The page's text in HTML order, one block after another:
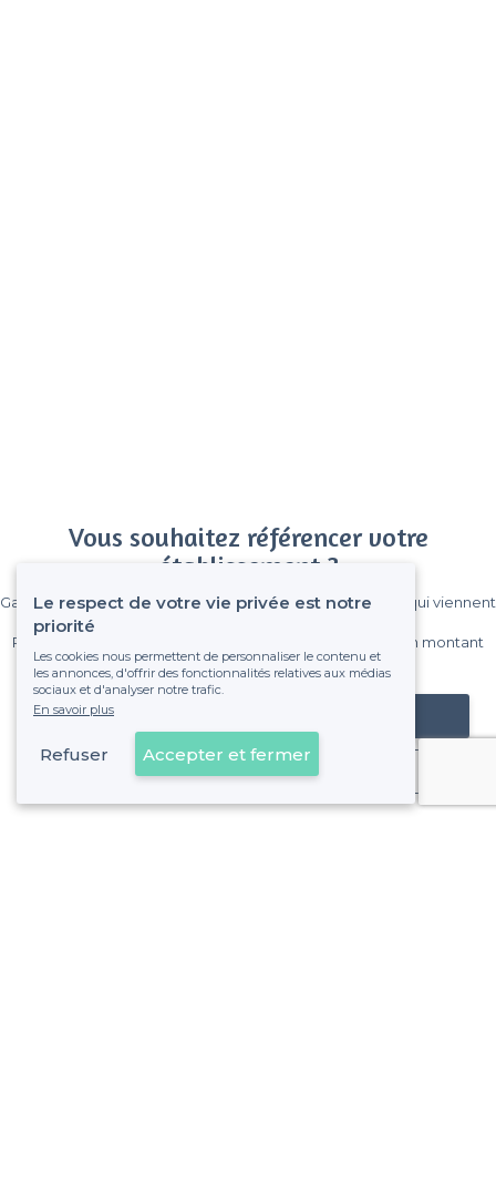
Vous souhaitez référencer votre
établissement ?
Gagnez de nombreux clients parmi le million de visiteurs qui viennent
Pas de commissions et sans engagement, vous payez un montant
fixe sans risque de voir déraper la facture.
Référencer mon établissement
Déjà client
Le respect de votre vie privée est notre
priorité
Les cookies nous permettent de personnaliser le contenu et
les annonces, d'offrir des fonctionnalités relatives aux médias
sociaux et d'analyser notre trafic.
En savoir plus
Refuser Accepter et fermer